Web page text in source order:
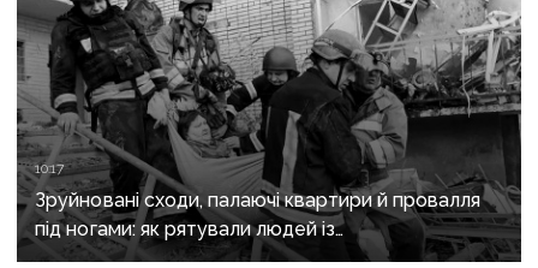
10:17
Зруйновані сходи, палаючі квартири й провалля
під ногами: як рятували людей із
багатоповерхівки в Краматорську